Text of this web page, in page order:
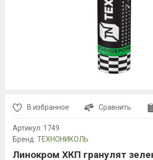
В избранное Сравнить
Артикул: 1749
Бренд: ТЕХНОНИКОЛЬ
Линокром ХКП гранулят